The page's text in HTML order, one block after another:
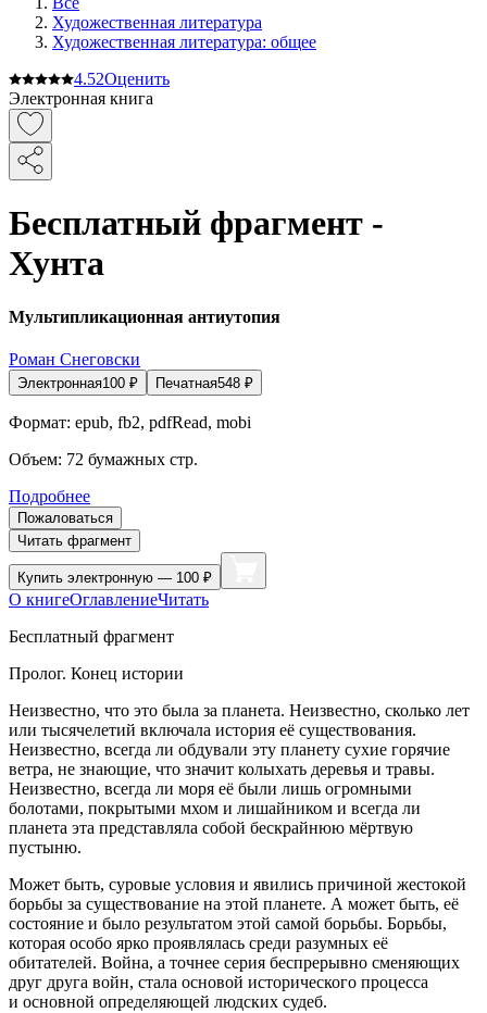
Художественная литература
Художественная литература: общее
4.52Оценить
Электронная книга
Бесплатный фрагмент -
Хунта
Мультипликационная антиутопия
Роман Снеговски
Электронная100 ₽ Печатная548 ₽
Формат: epub, fb2, pdfRead, mobi
Объем: 72 бумажных стр.
Подробнее
Пожаловаться
Читать фрагмент
Купить электронную — 100 ₽
О книгеОглавлениеЧитать
Бесплатный фрагмент
Пролог. Конец истории
Неизвестно, что это была за планета. Неизвестно, сколько лет
или тысячелетий включала история её существования.
Неизвестно, всегда ли обдували эту планету сухие горячие
ветра, не знающие, что значит колыхать деревья и травы.
Неизвестно, всегда ли моря её были лишь огромными
болотами, покрытыми мхом и лишайником и всегда ли
планета эта представляла собой бескрайнюю мёртвую
пустыню.
Может быть, суровые условия и явились причиной жестокой
борьбы за существование на этой планете. А может быть, её
состояние и было результатом этой самой борьбы. Борьбы,
которая особо ярко проявлялась среди разумных её
обитателей. Война, а точнее серия беспрерывно сменяющих
друг друга войн, стала основой исторического процесса
и основной определяющей людских судеб.